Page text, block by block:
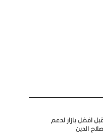
افضل بازار لدعم
الدين